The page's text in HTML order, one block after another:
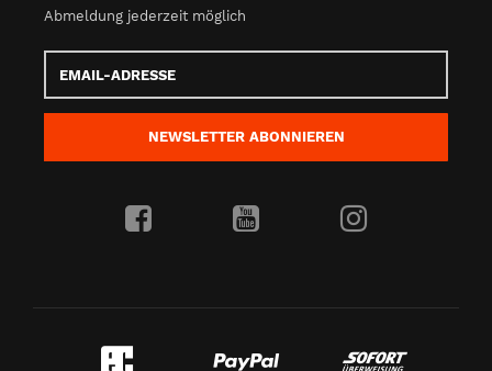
Abmeldung jederzeit möglich
Adresse
NEWSLETTER ABONNIEREN